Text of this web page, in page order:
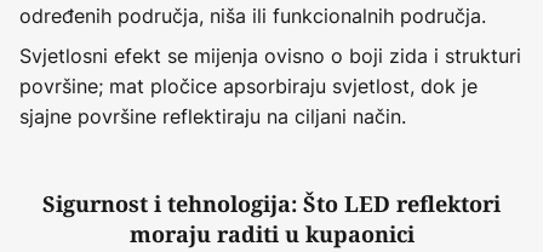
određenih područja, niša ili funkcionalnih područja.
Svjetlosni efekt se mijenja ovisno o boji zida i strukturi
površine; mat pločice apsorbiraju svjetlost, dok je
sjajne površine reflektiraju na ciljani način.
Sigurnost i tehnologija: Što LED reflektori
moraju raditi u kupaonici